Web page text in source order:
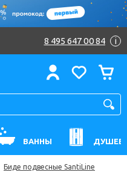
8 495 647 00 84 i
ВАННЫ
Биде подвесные SantiLine